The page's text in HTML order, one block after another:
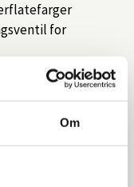
Om
for